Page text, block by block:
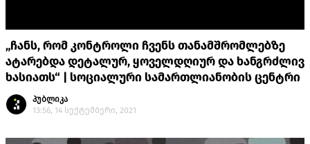
„ჩანს, რომ კონტროლი ჩვენს თანამშრომლებზე
ატარებდა დეტალურ, ყოველდღიურ და ხანგრძლივ
ხასიათს“ | სოციალური სამართლიანობის ცენტრი
პუბლიკა
13:56, 14 სექტემბერი, 2021